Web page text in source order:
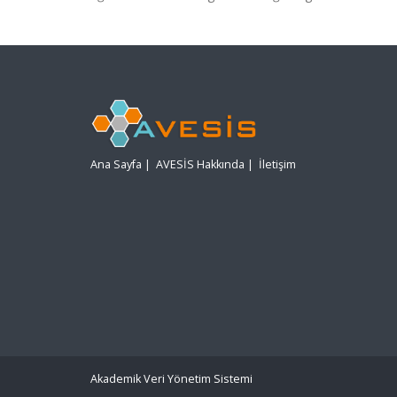
Ana Sayfa | AVESİS Hakkında | İletişim
Akademik Veri Yönetim Sistemi